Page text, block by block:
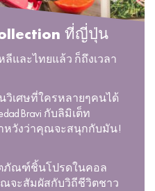
ที่ญี่ปุ่น
ลีและไทยแล้ว ก็ถึงเวลา
วิเศษที่ใครหลายๆคนได้
Bravi กับลิมิเต็ท
หวังว่าคุณจะสนุกกับมัน!
ตภัณฑ์ชิ้นโปรดในคอล
คุณจะสัมผัสกับวิถีชีวิตชาว